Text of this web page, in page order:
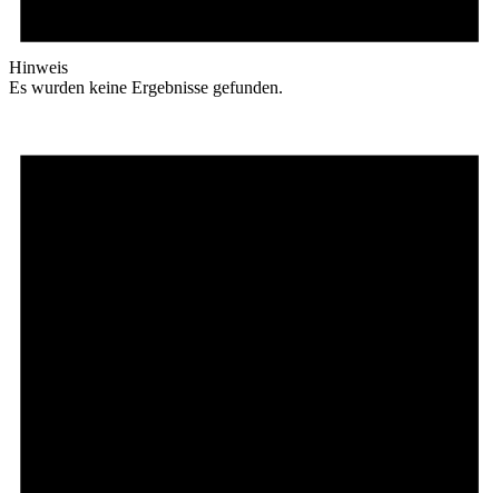
Hinweis
Es wurden keine Ergebnisse gefunden.